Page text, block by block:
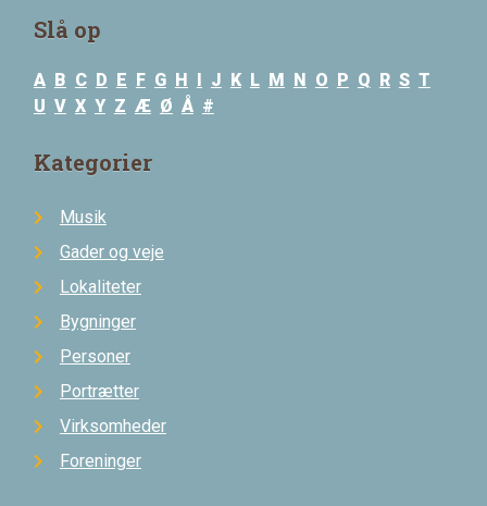
Slå op
A B C D E F G H J K L M N O P Q R S T
U V X Y Z Æ Ø Å #
Kategorier
Musik
Gader og veje
Lokaliteter
Bygninger
Personer
Portrætter
Virksomheder
Foreninger